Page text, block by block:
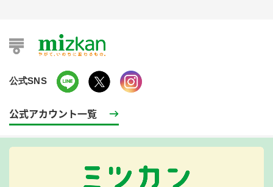
公式SNS
公式アカウント一覧